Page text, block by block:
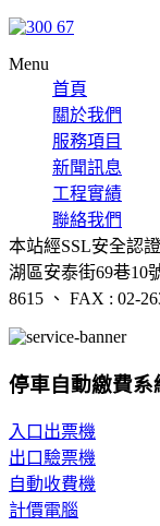
Menu
首頁
關於我們
服務項目
新聞訊息
工程實績
聯絡我們
本站經SSL安全認
湖區安泰街69巷10
8615 、 FAX : 02-
停車自動繳費系
入口出票機
出口驗票機
自動收費機
計價電腦